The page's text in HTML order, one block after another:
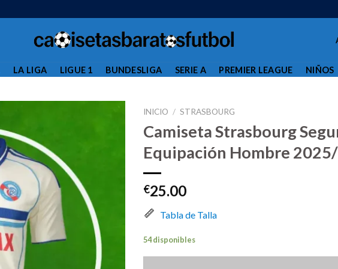
LA LIGA LIGUE 1 BUNDESLIGA SERIE A PREMIER LEAGUE NIÑOS
INICIO / STRASBOURG
Camiseta Strasbourg
Equipación Hombre
€25.00
Tabla de Talla
54 disponibles